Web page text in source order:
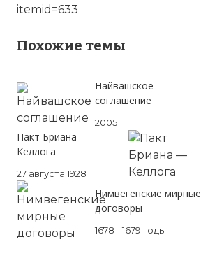
itemid=633
Похожие темы
Найвашское
соглашение
2005
Пакт Бриана —
Келлога
27 августа 1928
Нимвегенские мирные
договоры
1678 - 1679 годы